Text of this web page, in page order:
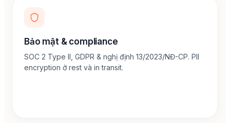
Bảo mật & compliance
SOC 2 Type II, GDPR & nghị định 13/2023/NĐ-CP. PII
encryption ở rest và in transit.